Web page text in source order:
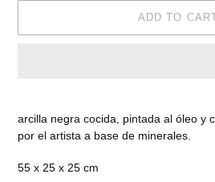
ADD TO
to
your
cart
arcilla negra cocida, pintada al óleo y
por el artista a base de minerales.
55 x 25 x 25 cm